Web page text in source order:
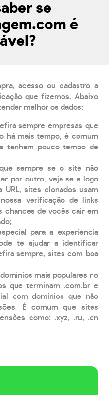
se
é
acesso ou cadastro a
que fizemos. Abaixo
melhor os dados:
sempre empresas que
há mais tempo, é comum
tenham pouco tempo de
sempre se o site não
por outro, veja se a logo
sites clonados usam
verificação de links
chances de vocês cair em
para a experiência
te ajudar a identificar
sempre, sites com boa
mais populares no
que terminam .com.br e
com domínios que não
É comum que sites
como: .xyz, .ru, .cn